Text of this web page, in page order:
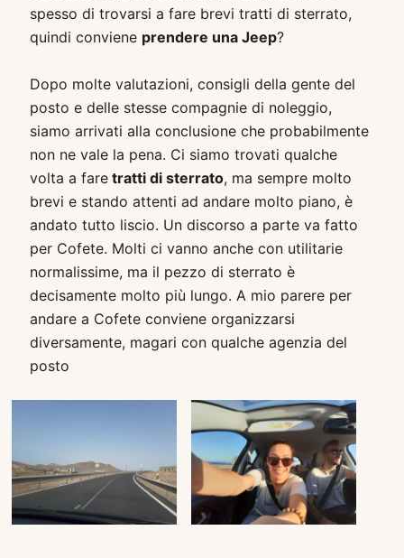
spesso di trovarsi a fare brevi tratti di sterrato,
quindi conviene prendere una Jeep?
Dopo molte valutazioni, consigli della gente del
posto e delle stesse compagnie di noleggio,
siamo arrivati alla conclusione che probabilmente
non ne vale la pena. Ci siamo trovati qualche
volta a faretratti di sterrato, ma sempre molto
brevi e stando attenti ad andare molto piano, è
andato tutto liscio. Un discorso a parte va fatto
per Cofete. Molti ci vanno anche con utilitarie
normalissime, ma il pezzo di sterrato è
decisamente molto più lungo. A mio parere per
andare a Cofete conviene organizzarsi
diversamente, magari con qualche agenzia del
posto